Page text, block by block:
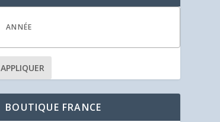
APPLIQUER
BOUTIQUE FRANCE